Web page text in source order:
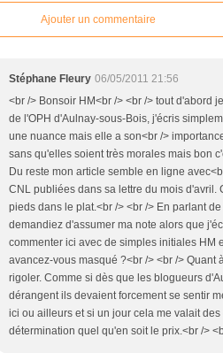
Ajouter un commentaire
Stéphane Fleury 06/05/2011 21:56
<br /> Bonsoir HM<br /> <br /> tout d'abord
de l'OPH d'Aulnay-sous-Bois, j'écris
une nuance mais elle a son<br />
sans qu'elles soient très morales mais bon
Du reste mon article semble en ligne
CNL publiées dans sa lettre du mois
pieds dans le plat.<br /> <br /> En parlant
demandiez d'assumer ma note alors que
commenter ici avec de simples initiales HM
avancez-vous masqué ?<br /> <br />
rigoler. Comme si dès que les blogueurs
dérangent ils devaient forcement se sentir
ici ou ailleurs et si un jour cela me valait
détermination quel qu'en soit le prix.<br />